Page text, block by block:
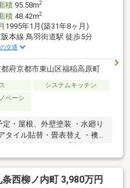
積95.58m2
積48.42m2
1995年1月(築31年8ヶ月)
本線 鳥羽街道駅 徒歩5分
交通
府京都市東山区福稲高原町
システムキッチン
ベーシ
・屋根、外壁塗装 ・水廻り
イル貼替・畳表替え ・襖貼
車1台可□平成7年1月建築□
納付□トイレ2箇所有□スーパ
等が徒歩圏内に揃う生活便
西柳ノ内町 3,980万円